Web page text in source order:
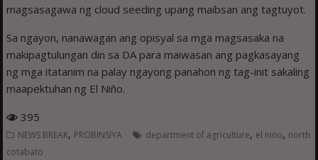
magsasagawa ng cloud seeding upang maibsan ang tagtuyot.
Sa ngayon, nanawagan ang opisyal sa mga magsasaka na
makipagtulungan din sa DA para maiwasan ang pagkasayang
ng mga itatanim na palay ngayong panahon ng tag-init sakaling
maapektuhan ng El Niño.
395
NEWS BREAK, PROBINSIYA department of agriculture, el nino, north
cotabato